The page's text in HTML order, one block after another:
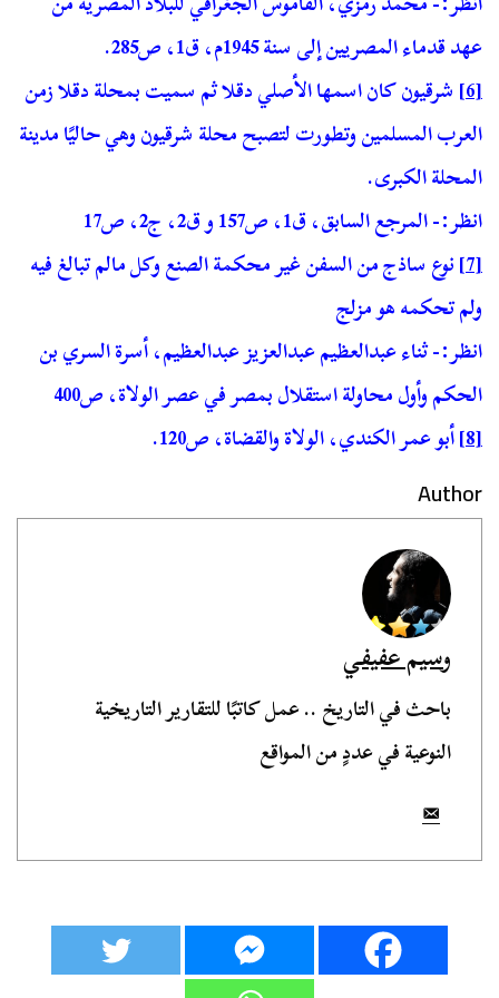
عهد قدماء المصريين إلى سنة 1945م، ق1، ص285.
[6] شرقيون كان اسمها الأصلي دقلا ثم سميت بمحلة دقلا زمن
العرب المسلمين وتطورت لتصبح محلة شرقيون وهي حاليًا مدينة
المحلة الكبرى.
انظر:- المرجع السابق، ق1، ص157 و ق2، ج2، ص17
[7] نوع ساذج من السفن غير محكمة الصنع وكل مالم تبالغ فيه
ولم تحكمه هو مزلج
انظر:- ثناء عبدالعظيم عبدالعزيز عبدالعظيم، أسرة السري بن
الحكم وأول محاولة استقلال بمصر في عصر الولاة، ص400
[8] أبو عمر الكندي، الولاة والقضاة، ص120.
Author
وسيم عفيفي
باحث في التاريخ .. عمل كاتبًا للتقارير التاريخية
النوعية في عددٍ من المواقع